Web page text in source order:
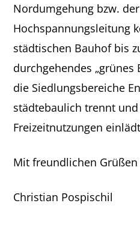
Nordumgehung bzw. der
Hochspannungsleitung
städtischen Bauhof bis
durchgehendes „grünes
die Siedlungsbereiche
städtebaulich trennt
Freizeitnutzungen
Mit freundlichen Grüßen
Christian Pospischil